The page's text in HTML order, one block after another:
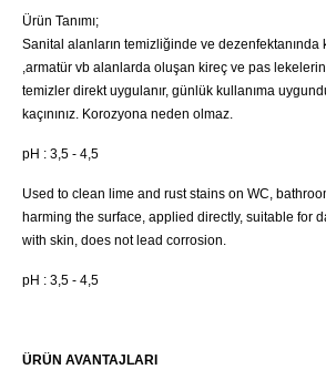
Ürün Tanımı;
Sanital alanların temizliğinde ve dezenfektanında
,armatür vb alanlarda oluşan kireç ve pas
temizler direkt uygulanır, günlük kullanıma
kaçınınız. Korozyona neden olmaz.
pH : 3,5 - 4,5
Used to clean lime and rust stains on WC,
harming the surface, applied directly, suitable for
with skin, does not lead corrosion.
pH : 3,5 - 4,5
ÜRÜN AVANTAJLARI